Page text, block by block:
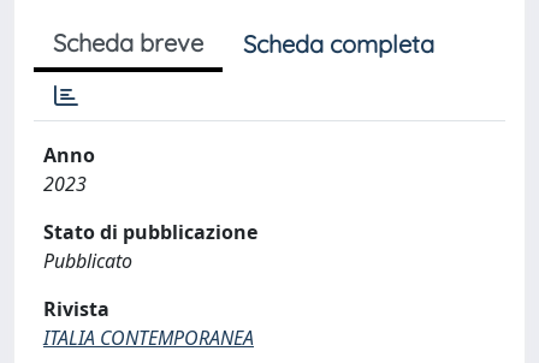
Scheda breve Scheda completa
Anno
2023
Stato di pubblicazione
Pubblicato
Rivista
ITALIA CONTEMPORANEA